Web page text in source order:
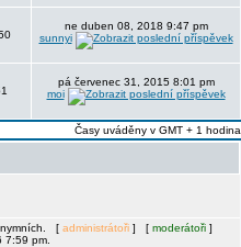
ne duben 08, 2018 9:47 pm
sunnyi
pá červenec 31, 2015 8:01 pm
moi
Časy uváděny v GMT + 1 hodina
[ administrátoři ] [ moderátoři ]
7:59 pm.